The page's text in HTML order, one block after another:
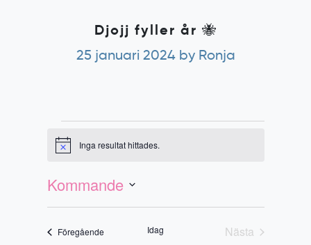
Djojj fyller år 🐝
25 januari 2024 by Ronja
Evenemang
Notis Inga resultat hittades.
Vy-
navigering
Evenemang
vynavigering
Kommande
Välj
FöregåendeEvenemangIdag
Nästa